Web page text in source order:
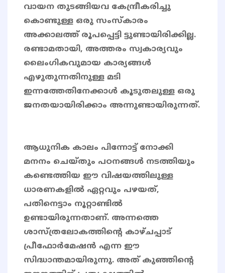
വായന തുടങ്ങിയവ കേന്ദ്രീകരിച്ചു
കൊണ്ടുള്ള ഒരു സംസ്കാരം
അക്കാലത്ത് രൂപപ്പെട്ടി ട്ടുണ്ടായിരിക്കില്ല.
രണ്ടാമതായി, അത്തരം സ്വകാര്യവും
ലൈംഗികവുമായ കാര്യങ്ങൾ
എഴുതുന്നതിനുള്ള മടി
ഇന്നത്തേതിനേക്കാൾ കൂടുതലുള്ള ഒരു
ജനതയായിരിക്കാം അന്നുണ്ടായിരുന്നത്.
ആധുനിക കാലം പിന്നോട്ട് നോക്കി
മനനം ചെയ്തും പഠനങ്ങൾ നടത്തിയും
കണ്ടെത്തിയ ഈ വിഷയത്തിലുള്ള
ധാരണകളിൽ ഏറ്റവും പഴയത്,
പതിനെട്ടാം നൂറ്റാണ്ടിൽ
ഉണ്ടായിരുന്നതാണ്. അന്നത്തെ
ശാസ്ത്രലോകത്തിന്റെ കാഴ്ചപ്പാട്
പ്രീഫോർമേഷൻ എന്ന ഈ
സിദ്ധാന്തമായിരുന്നു. അത് കുഞ്ഞിൻ്റെ